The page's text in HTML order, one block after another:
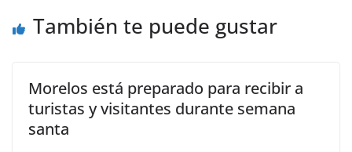
También te puede gustar
Morelos está preparado para recibir a
turistas y visitantes durante semana
santa